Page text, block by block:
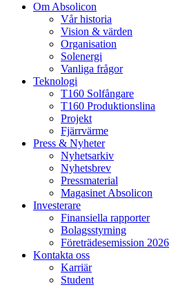
Om Absolicon
Vår historia
Vision & värden
Organisation
Solenergi
Vanliga frågor
Teknologi
T160 Solfångare
T160 Produktionslina
Projekt
Fjärrvärme
Press & Nyheter
Nyhetsarkiv
Nyhetsbrev
Pressmaterial
Magasinet Absolicon
Investerare
Finansiella rapporter
Bolagsstyrning
Företrädesemission 2026
Kontakta oss
Karriär
Student